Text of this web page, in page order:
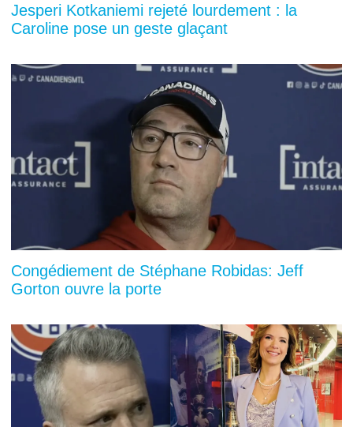
Jesperi Kotkaniemi rejeté lourdement : la
Caroline pose un geste glaçant
Congédiement de Stéphane Robidas: Jeff
Gorton ouvre la porte